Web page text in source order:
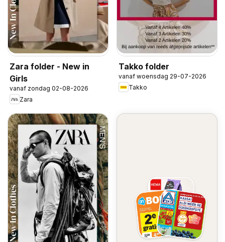
Zara folder - New in
Girls
vanaf zondag 02-08-2026
Zara
Takko folder
vanaf woensdag 29-07-2026
Takko